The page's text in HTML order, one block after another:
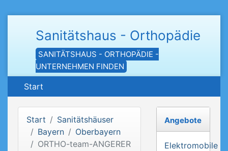
Sanitätshaus - Orthopädie
SANITÄTSHAUS - ORTHOPÄDIE -
UNTERNEHMEN FINDEN
Start
Start
Sanitätshäuser
Bayern
Oberbayern
ORTHO-team-ANGERER
Angebote
Elektromobile